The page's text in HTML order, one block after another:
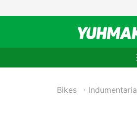
Bikes Indumentaria